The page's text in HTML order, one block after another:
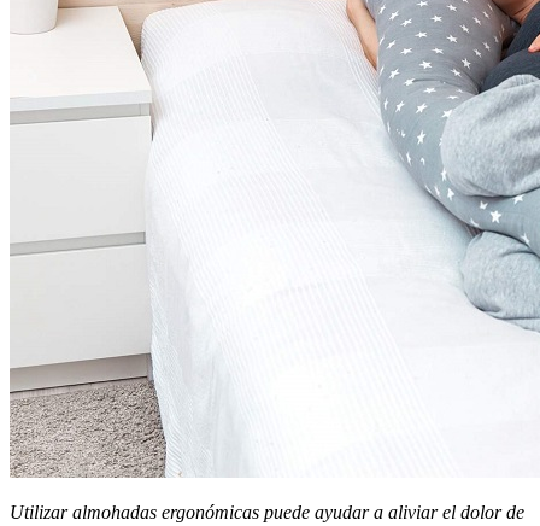
Utilizar almohadas ergonómicas puede ayudar a aliviar el dolor de